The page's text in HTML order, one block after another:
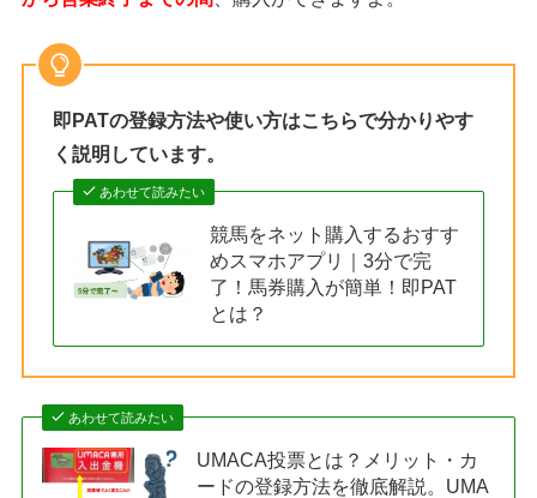
即PATの登録方法や使い方はこちらで分かりやす
く説明しています。
あわせて読みたい
競馬をネット購入するおすす
めスマホアプリ｜3分で完
了！馬券購入が簡単！即PAT
とは？
あわせて読みたい
UMACA投票とは？メリット・カ
ードの登録方法を徹底解説。UMA